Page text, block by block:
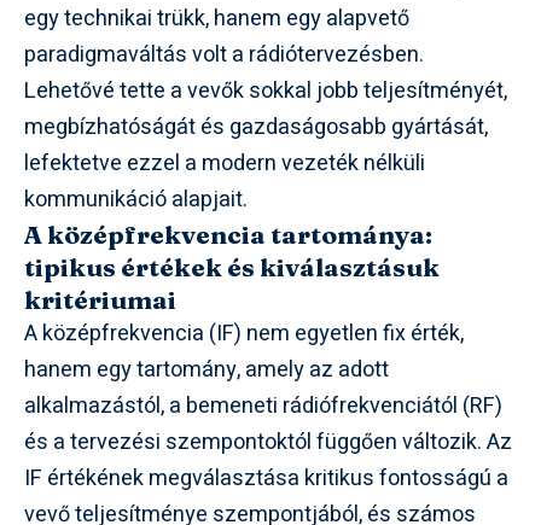
egy technikai trükk, hanem egy alapvető
paradigmaváltás volt a rádiótervezésben.
Lehetővé tette a vevők sokkal jobb teljesítményét,
megbízhatóságát és gazdaságosabb gyártását,
lefektetve ezzel a modern vezeték nélküli
kommunikáció alapjait.
A középfrekvencia tartománya:
tipikus értékek és kiválasztásuk
kritériumai
A középfrekvencia (IF) nem egyetlen fix érték,
hanem egy tartomány, amely az adott
alkalmazástól, a bemeneti rádiófrekvenciától (RF)
és a tervezési szempontoktól függően változik. Az
IF értékének megválasztása kritikus fontosságú a
vevő teljesítménye szempontjából, és számos